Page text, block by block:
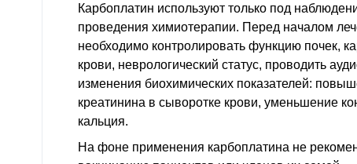
Карбоплатин используют только под
проведения химиотерапии. Перед началом
необходимо контролировать функцию почек,
крови, неврологический статус, проводить
изменения биохимических показателей:
креатинина в сыворотке крови, уменьшение
кальция.
На фоне применения карбоплатина не